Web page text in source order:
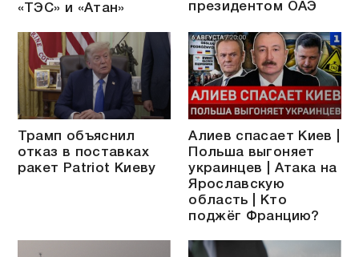
«ТЭС» и «Атан»
президентом ОАЭ
Трамп объяснил
отказ в поставках
ракет Patriot Киеву
Алиев спасает Киев |
Польша выгоняет
украинцев | Атака на
Ярославскую
область | Кто
поджёг Францию?